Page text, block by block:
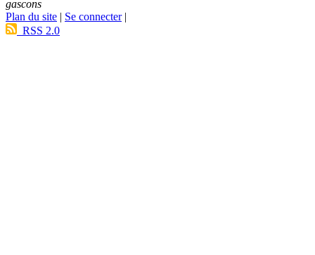
gascons
Plan du site | Se connecter|
RSS 2.0